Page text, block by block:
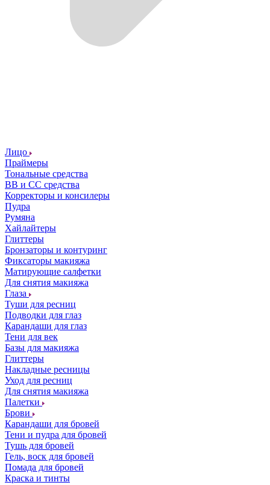
Лицо
Праймеры
Тональные средства
ВВ и СС средства
Корректоры и консилеры
Пудра
Румяна
Хайлайтеры
Глиттеры
Бронзаторы и контуринг
Фиксаторы макияжа
Матирующие салфетки
Для снятия макияжа
Глаза
Туши для ресниц
Подводки для глаз
Карандаши для глаз
Тени для век
Базы для макияжа
Глиттеры
Накладные ресницы
Уход для ресниц
Для снятия макияжа
Палетки
Брови
Карандаши для бровей
Тени и пудра для бровей
Тушь для бровей
Гель, воск для бровей
Помада для бровей
Краска и тинты